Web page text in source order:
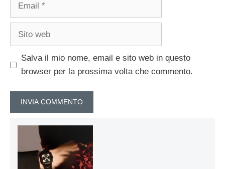
Sito
Salva il mio nome, email e sito web in questo
browser per la prossima volta che commento.